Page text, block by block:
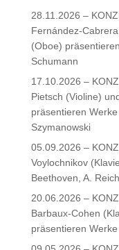
28.11.2026 –
Fernández-
(Oboe)
Schumann
17.10.2026 –
Pietsch (Violine)
präsentieren
Szymanowski
05.09.2026 –
Voylochnikov
Beethoven, A.
20.06.2026 –
Barbaux-Cohen
präsentieren